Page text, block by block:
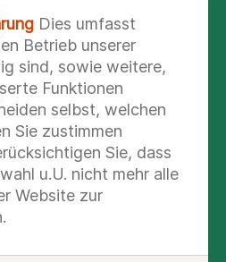
mütterliche
Hier sind
hoher Blutdruck oder
zu nennen.
oder internistische
den Frauen vorhanden
wir Sie umfassend und
der anderen
Dies umfasst
Betrieb unserer
sind, sowie weitere,
Funktionen
selbst, welchen
Sie zustimmen
Sie, dass
u.U. nicht mehr alle
Website zur